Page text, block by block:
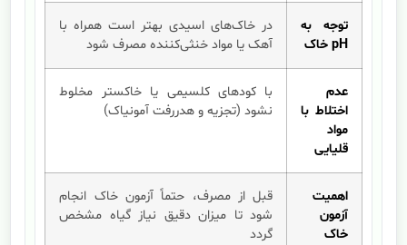
توجه به
pH خاک
در خاک‌های اسیدی بهتر است همراه با
آهک یا مواد خنثی‌کننده مصرف شود
عدم
اختلاط با
مواد
قلیایی
با کودهای کلسیمی یا خاکستر مخلوط
نشود (تجزیه و هدررفت آمونیاک)
اهمیت
آزمون
خاک
قبل از مصرف، حتماً آزمون خاک انجام
شود تا میزان دقیق نیاز گیاه مشخص
گردد